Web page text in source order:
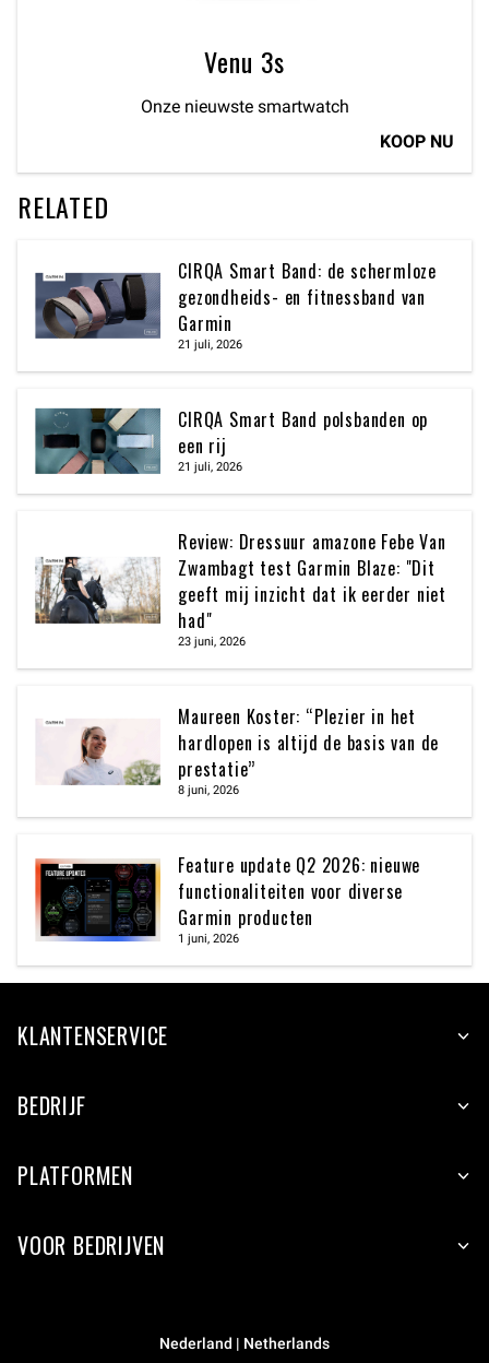
Venu 3s
Onze nieuwste smartwatch
KOOP NU
RELATED
CIRQA Smart Band: de schermloze
gezondheids- en fitnessband van
Garmin
21 juli, 2026
CIRQA Smart Band polsbanden op
een rij
21 juli, 2026
Review: Dressuur amazone Febe Van
Zwambagt test Garmin Blaze: "Dit
geeft mij inzicht dat ik eerder niet
had"
23 juni, 2026
Maureen Koster: “Plezier in het
hardlopen is altijd de basis van de
prestatie”
8 juni, 2026
Feature update Q2 2026: nieuwe
functionaliteiten voor diverse
Garmin producten
1 juni, 2026
KLANTENSERVICE
BEDRIJF
PLATFORMEN
VOOR BEDRIJVEN
Nederland | Netherlands